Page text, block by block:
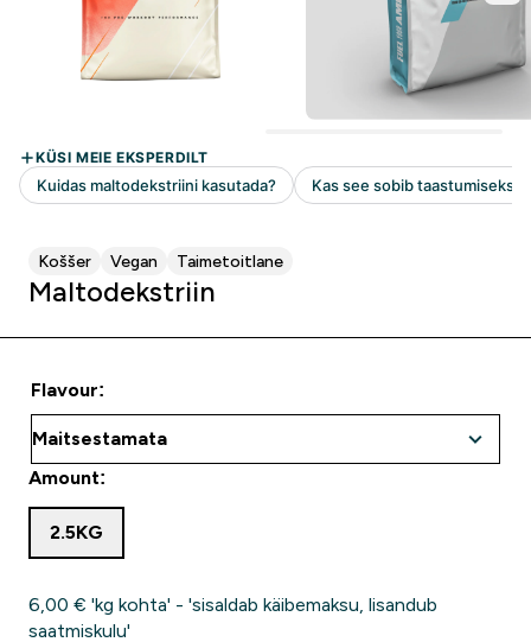
Koššer Vegan Taimetoitlane
Maltodekstriin
Flavour:
Amount:
2.5KG
6,00 €‎ 'kg kohta' - 'sisaldab käibemaksu, lisandub
saatmiskulu'